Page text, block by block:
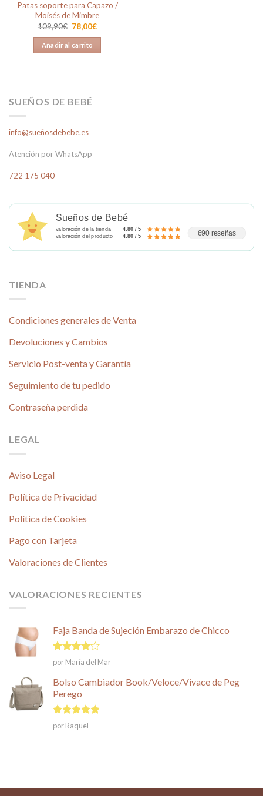
Patas soporte para Capazo /
Moisés de Mimbre
109,90€ El
precio
original
era:
109,90€.
78,00€El
78,00€.
Añadir al carrito
SUEÑOS DE BEBÉ
info@sueñosdebebe.es
Atención por WhatsApp
722 175 040
Sueños de Bebé
valoración de la tienda
4.80 / 5
valoración del producto
4.80 / 5 690 reseñas
TIENDA
Condiciones generales de Venta
Devoluciones y Cambios
Servicio Post-venta y Garantía
Seguimiento de tu pedido
Contraseña perdida
LEGAL
Aviso Legal
Política de Privacidad
Política de Cookies
Pago con Tarjeta
Valoraciones de Clientes
VALORACIONES RECIENTES
Faja Banda de Sujeción Embarazo de Chicco
Valorado
en
5
por María del Mar
Bolso Cambiador Book/Veloce/Vivace de Peg
Perego
Valorado en
5
de 5
por Raquel